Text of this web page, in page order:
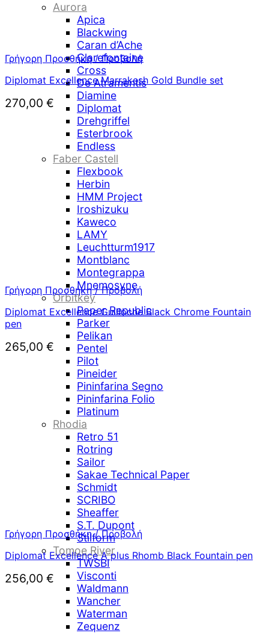
Aurora
Apica
Blackwing
Caran d’Ache
Clarefontaine
Cross
De Atramentis
Diamine
Diplomat
Drehgriffel
Esterbrook
Endless
Faber Castell
Flexbook
Herbin
HMM Project
Iroshizuku
Kaweco
LAMY
Leuchtturm1917
Montblanc
Montegrappa
Mnemosyne
Orbitkey
Paper Republic
Parker
Pelikan
Pentel
Pilot
Pineider
Pininfarina Segno
Pininfarina Folio
Platinum
Rhodia
Retro 51
Rotring
Sailor
Sakae Technical Paper
Schmidt
SCRIBO
Sheaffer
S.T. Dupont
Stilform
Tomoe River
TWSBI
Visconti
Waldmann
Wancher
Waterman
Zequenz
Γρήγορη Προσθήκη / Προβολή
Diplomat Excellence Marrakesh Gold Bundle set
270,00 €
Γρήγορη Προσθήκη / Προβολή
Diplomat Excellence Guilloche Black Chrome Fountain
pen
265,00 €
Γρήγορη Προσθήκη / Προβολή
Diplomat Excellence A plus Rhomb Black Fountain pen
256,00 €